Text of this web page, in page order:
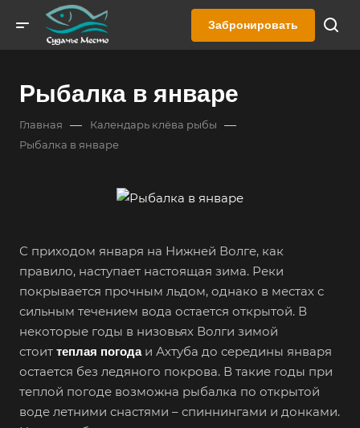
Забронировать
Рыбалка в январе
Главная — Календарь клёва рыбы —
Рыбалка в январе
С приходом января на Нижней Волге, как
правило, наступает настоящая зима. Реки
покрывается прочным льдом, однако в местах с
сильным течением вода остается открытой. В
некоторые годы в низовьях Волги зимой
стоит теплая погодаи Ахтуба до середины января
остается без ледяного покрова. В такие годы при
теплой погоде возможна рыбалка по открытой
воде летними снастями – спиннингами и донками.